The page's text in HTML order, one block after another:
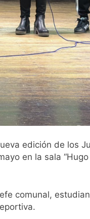
edición de los
en la sala
comunal,